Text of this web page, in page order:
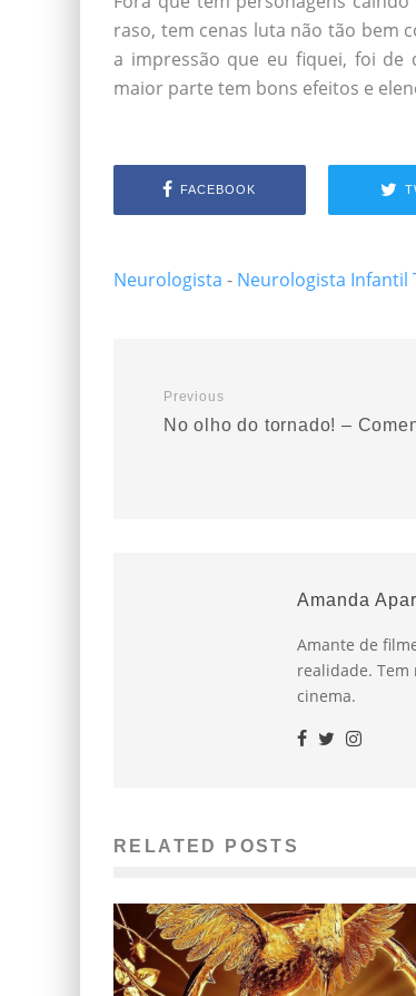
raso, tem cenas luta não tão bem
a impressão que eu fiquei, foi de
maior parte tem bons efeitos e
FACEBOOK
Neurologista - Neurologista Infantil
Previous
No olho do tornado! –
Amanda
Amante de
realidade.
cinema.
RELATED POSTS